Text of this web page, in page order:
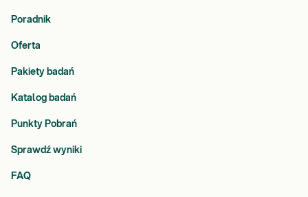
Poradnik
Oferta
Pakiety badań
Katalog badań
Punkty Pobrań
Sprawdź wyniki
FAQ